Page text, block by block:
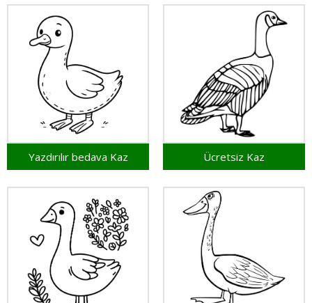
Yazdırılır bedava Kaz Ücretsiz Kaz